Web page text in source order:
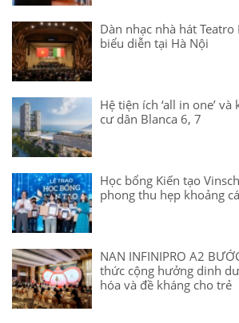
Dàn nhạc nhà hát
biểu diễn tại Hà Nội
Hệ tiện ích ‘all in one’
cư dân Blanca 6, 7
Học bổng Kiến tạo
phong thu hẹp khoảng
NAN INFINIPRO A2
thức cộng hưởng dinh
hóa và đề kháng cho trẻ